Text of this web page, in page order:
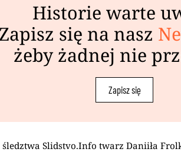
Historie warte
Zapisz się na nasz
żeby żadnej nie
Zapisz się
Slidstvo.Info twarz Daniiła